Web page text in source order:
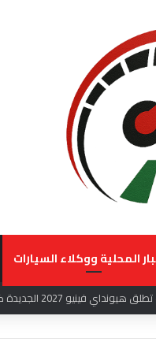
المحلية ووكلاء السيارات